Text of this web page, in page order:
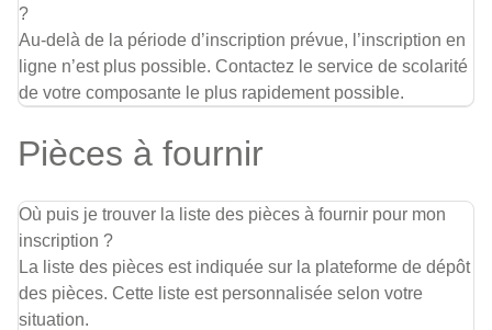
?
Au-delà de la période d’inscription prévue, l’inscription en
ligne n’est plus possible. Contactez le service de scolarité
de votre composante le plus rapidement possible.
Pièces à fournir
Où puis je trouver la liste des pièces à fournir pour mon
inscription ?
La liste des pièces est indiquée sur la plateforme de dépôt
des pièces. Cette liste est personnalisée selon votre
situation.